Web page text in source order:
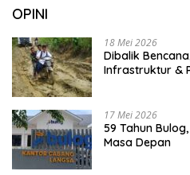
OPINI
18 Mei 2026
Dibalik
Infrastruktur &
17 Mei 2026
59 Tahun
Masa Depan